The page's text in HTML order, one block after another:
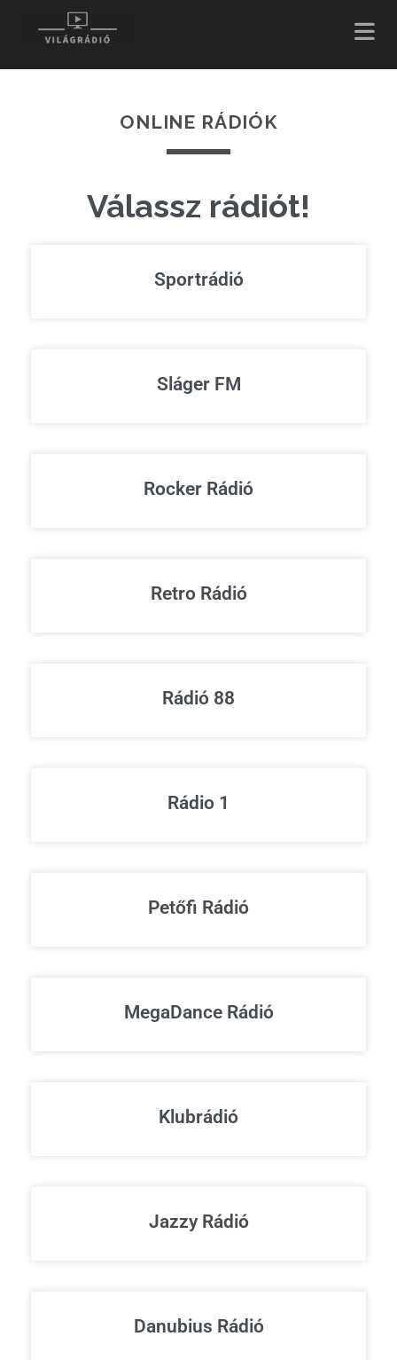
ONLINE RÁDIÓK
Válassz rádiót!
Sportrádió
Sláger FM
Rocker Rádió
Retro Rádió
Rádió 88
Rádio 1
Petőfi Rádió
MegaDance Rádió
Klubrádió
Jazzy Rádió
Danubius Rádió